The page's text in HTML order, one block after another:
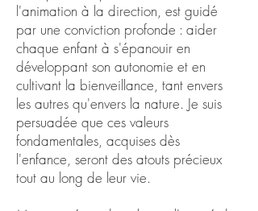
l'animation à la direction, est guidé
par une conviction profonde : aider
chaque enfant à s'épanouir en
développant son autonomie et en
cultivant la bienveillance, tant envers
les autres qu'envers la nature. Je suis
persuadée que ces valeurs
fondamentales, acquises dès
l'enfance, seront des atouts précieux
tout au long de leur vie.